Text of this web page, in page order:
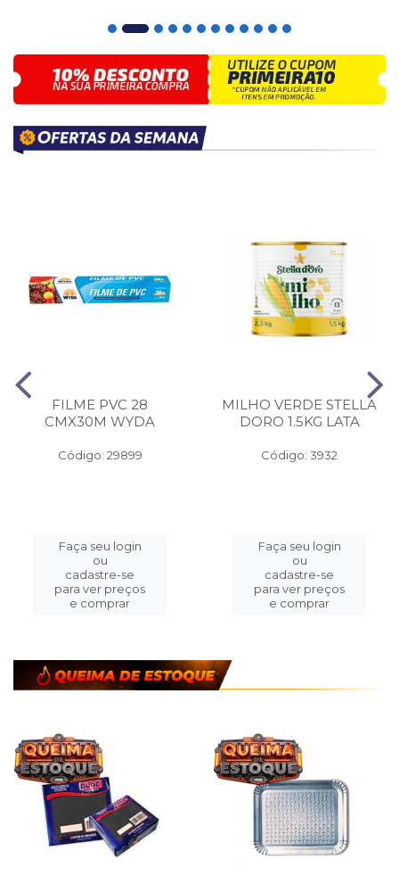
FILME PVC 28
CMX30M WYDA
Código: 29899
Faça seu login
ou
cadastre-se
para ver preços
e comprar
MILHO VERDE STELLA
DORO 1.5KG LATA
Código: 3932
Faça seu login
ou
cadastre-se
para ver preços
e comprar